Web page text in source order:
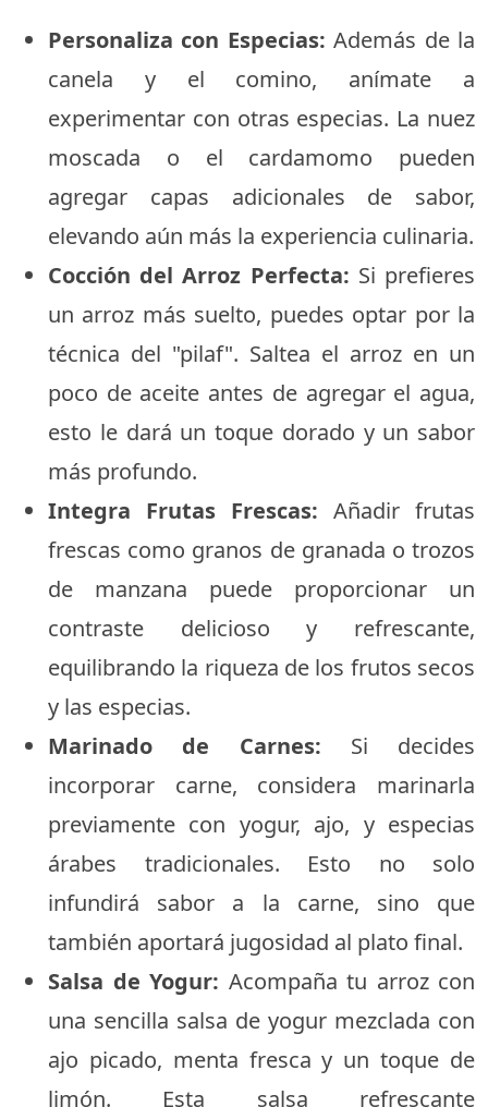
Personaliza con Especias:Además de la
canela y el comino, anímate a
experimentar con otras especias. La nuez
moscada o el cardamomo pueden
agregar capas adicionales de sabor,
elevando aún más la experiencia culinaria.
Cocción del Arroz Perfecta: Si prefieres
un arroz más suelto, puedes optar por la
técnica del "pilaf". Saltea el arroz en un
poco de aceite antes de agregar el agua,
esto le dará un toque dorado y un sabor
más profundo.
Integra Frutas Frescas: Añadir frutas
frescas como granos de granada o trozos
de manzana puede proporcionar un
contraste delicioso y refrescante,
equilibrando la riqueza de los frutos secos
y las especias.
Marinado de Carnes: Si decides
incorporar carne, considera marinarla
previamente con yogur, ajo, y especias
árabes tradicionales. Esto no solo
infundirá sabor a la carne, sino que
también aportará jugosidad al plato final.
Salsa de Yogur: Acompaña tu arroz con
una sencilla salsa de yogur mezclada con
ajo picado, menta fresca y un toque de
limón. Esta salsa refrescante